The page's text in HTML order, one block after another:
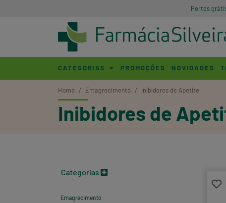
Portes
CATEGORIAS PROMOÇÕES NOVIDADES
Home Emagrecimento Inibidores de Apetite
Inibidores de
Categorias
Emagrecimento